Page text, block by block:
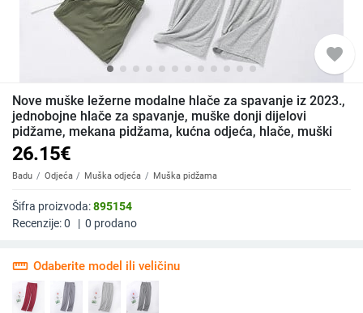
favorite
Nove muške ležerne modalne hlače za spavanje iz 2023.,
jednobojne hlače za spavanje, muške donji dijelovi
pidžame, mekana pidžama, kućna odjeća, hlače, muški
26.15€
Badu Odjeća Muška odjeća Muška pidžama
Šifra proizvoda:895154
Recenzije:0 | 0 prodano
straighten Odaberite model ili veličinu